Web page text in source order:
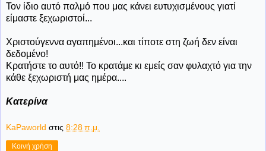
Τον ίδιο αυτό παλμό που μας κάνει ευτυχισμένους γιατί
είμαστε ξεχωριστοί...
Χριστούγεννα αγαπημένοι...και τίποτε στη ζωή δεν είναι
δεδομένο!
Κρατήστε το αυτό!! Το κρατάμε κι εμείς σαν φυλαχτό για την
κάθε ξεχωριστή μας ημέρα....
Κατερίνα
KaPaworld στις 8:28 π.μ.
Κοινή χρήση